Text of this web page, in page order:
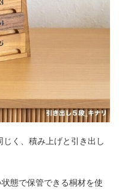
く、積み上げと引き出し
態で保管できる桐材を使